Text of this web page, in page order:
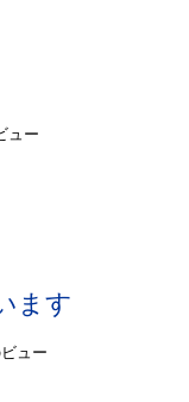
ュー
ます
ュー